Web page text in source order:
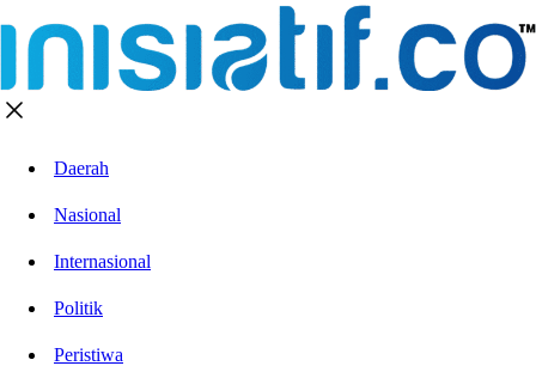
Daerah
Nasional
Internasional
Politik
Peristiwa